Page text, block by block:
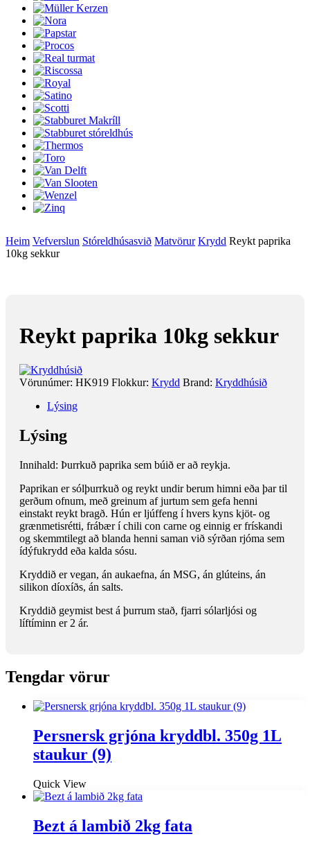
Heim Vefverslun Stóreldhúsasvið Matvörur Krydd Reykt paprika
10kg sekkur
Reykt paprika 10kg sekkur
Vörunúmer: HK919 Flokkur: Krydd Brand: Kryddhúsið
Lýsing
Lýsing
Innihald: Þurrkuð paprika sem búið er að reykja.
Paprikan er sólþurrkuð og reykt undir berum himni eða þar til
gerðum ofnum, með greinum af jurtum sem gefa henni
einstakt reykt bragð. Hún er ljúffeng í hvers kyns kjöt- og
grænmetisrétti, frábær í chili con carne og einnig er frískandi
og skemmtilegt að blanda henni saman við sýrðan rjóma sem
ídýfukrydd eða kalda sósu.
Kryddið er vegan, án aukaefna, án MSG, án glúteins, án
silikon díoxíðs, án salts.
Kryddið geymist best á þurrum stað, fjarri sólarljósi og
líftíminn er 2 ár.
Tengdar vörur
Persnersk grjóna kryddbl. 350g 1L
staukur (9)
Quick View
Bezt á lambið 2kg fata